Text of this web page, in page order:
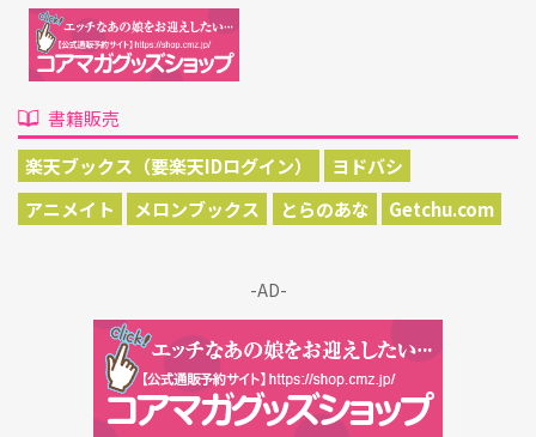
書籍販売
楽天ブックス（要楽天IDログイン）
ヨドバシ
アニメイト
メロンブックス とらのあな Getchu.com
-AD-